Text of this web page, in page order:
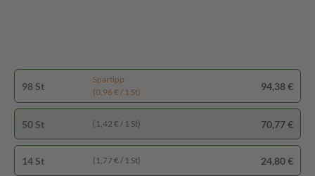
98 St
Spartipp
(0,96 € / 1 St)
94,38 €
50 St (1,42 € / 1 St) 70,77 €
14 St (1,77 € / 1 St) 24,80 €